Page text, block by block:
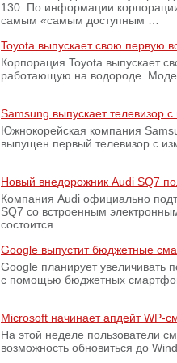
130. По информации
самым «самым доступным …
Toyota выпускает свою первую
Корпорация Toyota выпускает
работающую на водороде.
Samsung выпускает телевизор
Южнокорейская компания
выпущен первый телевизор с
Новый внедорожник Audi SQ7
Компания Audi официально
SQ7 со встроенным
состоится …
Google выпустит бюджетные
Google планирует увеличивать
с помощью бюджетных
Microsoft начинает апдейт WP-
На этой неделе пользователи
возможность обновиться до